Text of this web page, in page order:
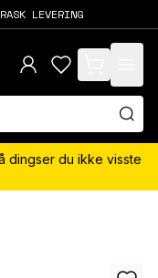
LEVERING
items in cart,
dingser du ikke visste